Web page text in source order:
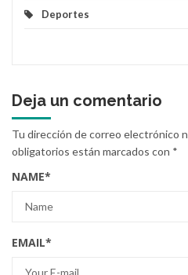
Deportes
Deja un comentario
Tu dirección de correo electrónico
obligatorios están marcados con *
NAME*
EMAIL*